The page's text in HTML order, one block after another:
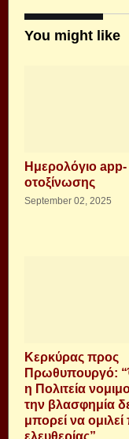
You might like
Ημερολόγιο app-
οτοξίνωσης
September 02, 2025
Κερκύρας προς
Πρωθυπουργό:
η Πολιτεία
την βλασφημία
μπορεί να ομιλεί